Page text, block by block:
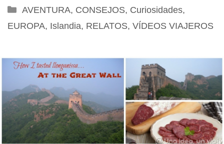
Categorías
AVENTURA, CONSEJOS, Curiosidades,
EUROPA, Islandia, RELATOS, VÍDEOS VIAJEROS